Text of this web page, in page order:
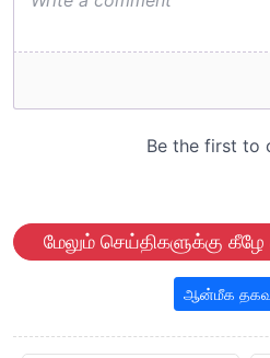
மேலும் செய்திகளுக்கு கீழே
ஆன்மீக